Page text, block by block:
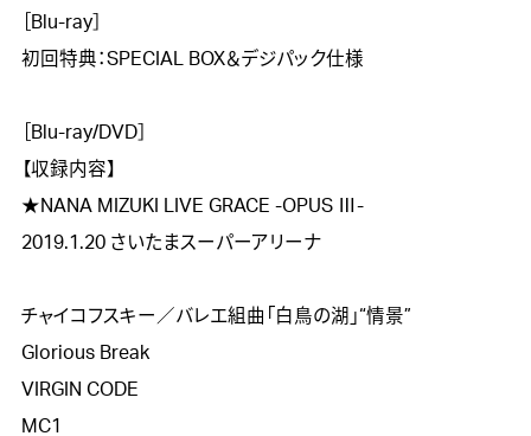
［Blu-ray］
初回特典：SPECIAL BOX＆デジパック仕様
［Blu-ray/DVD］
【収録内容】
★NANA MIZUKI LIVE GRACE -OPUS Ⅲ-
2019.1.20 さいたまスーパーアリーナ
チャイコフスキー／バレエ組曲「白鳥の湖」“情景”
Glorious Break
VIRGIN CODE
MC1